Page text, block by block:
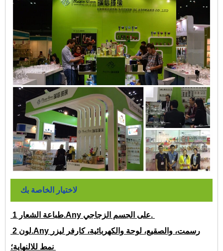
لاختيار الخاصة بك
طباعة الشعار 1.Any على الجسم الزجاجي.